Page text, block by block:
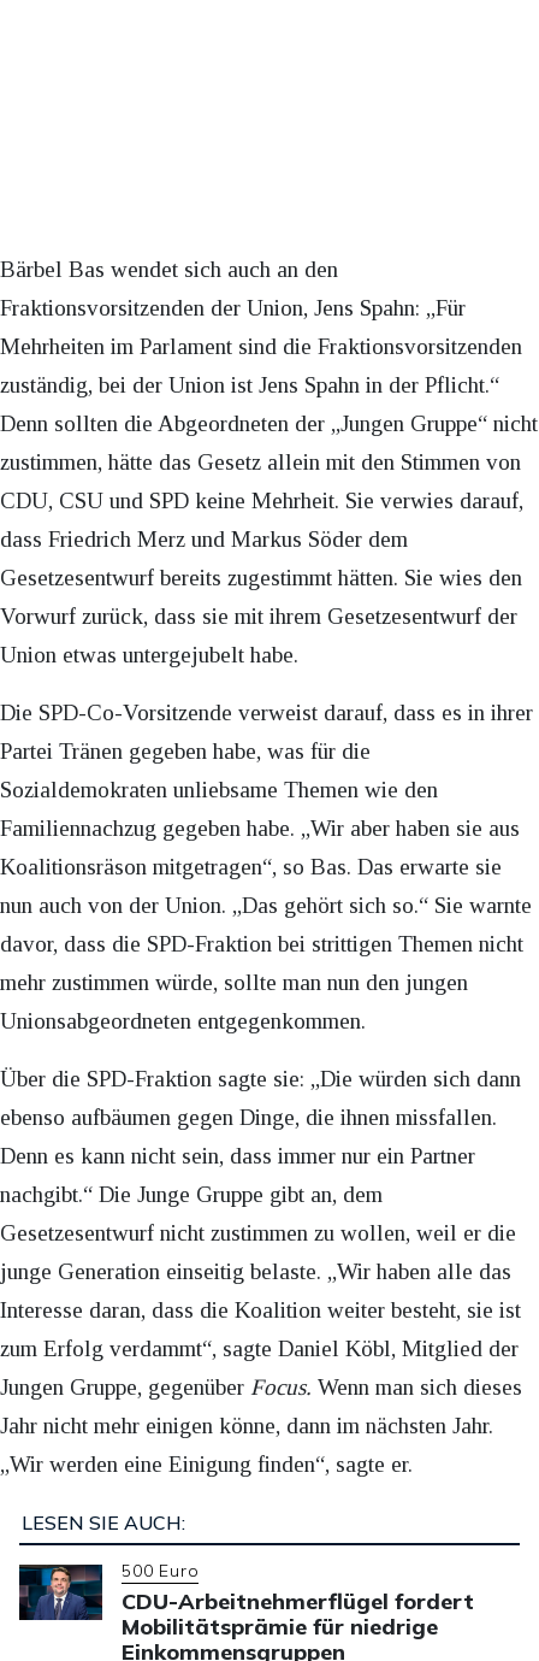
Bärbel Bas wendet sich auch an den
Fraktionsvorsitzenden der Union, Jens Spahn: „Für
Mehrheiten im Parlament sind die Fraktionsvorsitzenden
zuständig, bei der Union ist Jens Spahn in der Pflicht.“
Denn sollten die Abgeordneten der „Jungen Gruppe“ nicht
zustimmen, hätte das Gesetz allein mit den Stimmen von
CDU, CSU und SPD keine Mehrheit. Sie verwies darauf,
dass Friedrich Merz und Markus Söder dem
Gesetzesentwurf bereits zugestimmt hätten. Sie wies den
Vorwurf zurück, dass sie mit ihrem Gesetzesentwurf der
Union etwas untergejubelt habe.
Die SPD-Co-Vorsitzende verweist darauf, dass es in ihrer
Partei Tränen gegeben habe, was für die
Sozialdemokraten unliebsame Themen wie den
Familiennachzug gegeben habe. „Wir aber haben sie aus
Koalitionsräson mitgetragen“, so Bas. Das erwarte sie
nun auch von der Union. „Das gehört sich so.“ Sie warnte
davor, dass die SPD-Fraktion bei strittigen Themen nicht
mehr zustimmen würde, sollte man nun den jungen
Unionsabgeordneten entgegenkommen.
Über die SPD-Fraktion sagte sie: „Die würden sich dann
ebenso aufbäumen gegen Dinge, die ihnen missfallen.
Denn es kann nicht sein, dass immer nur ein Partner
nachgibt.“ Die Junge Gruppe gibt an, dem
Gesetzesentwurf nicht zustimmen zu wollen, weil er die
junge Generation einseitig belaste. „Wir haben alle das
Interesse daran, dass die Koalition weiter besteht, sie ist
zum Erfolg verdammt“, sagte Daniel Köbl, Mitglied der
Jungen Gruppe, gegenüber Focus. Wenn man sich dieses
Jahr nicht mehr einigen könne, dann im nächsten Jahr.
„Wir werden eine Einigung finden“, sagte er.
LESEN SIE AUCH:
500 Euro
CDU-Arbeitnehmerflügel fordert
Mobilitätsprämie für niedrige
Einkommensgruppen